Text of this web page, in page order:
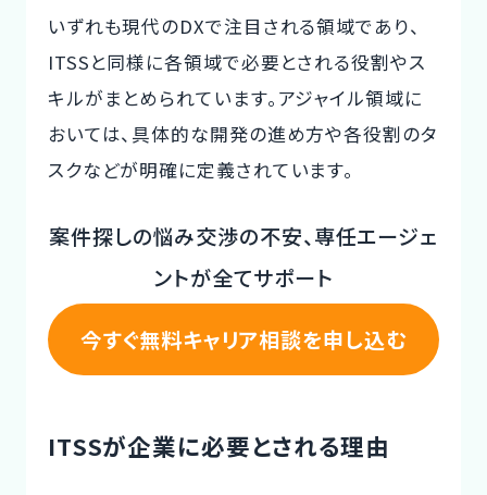
いずれも現代のDXで注目される領域であり、
ITSSと同様に各領域で必要とされる役割やス
キルがまとめられています。アジャイル領域に
おいては、具体的な開発の進め方や各役割のタ
スクなどが明確に定義されています。
案件探しの悩み交渉の不安、専任エージェ
ントが全てサポート
今すぐ無料キャリア相談を申し込む
ITSSが企業に必要とされる理由